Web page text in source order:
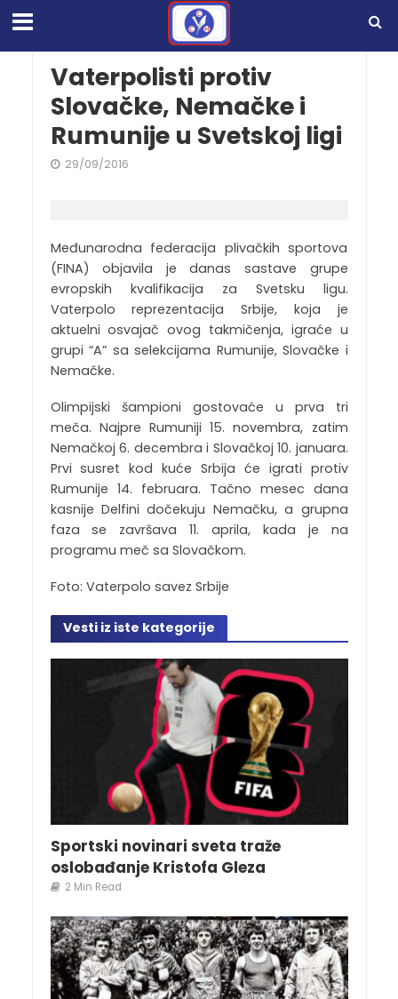
Vaterpolisti protiv
Slovačke, Nemačke i
Rumunije u Svetskoj ligi
29/09/2016
Međunarodna federacija plivačkih sportova
(FINA) objavila je danas sastave grupe
evropskih kvalifikacija za Svetsku ligu.
Vaterpolo reprezentacija Srbije, koja je
aktuelni osvajač ovog takmičenja, igraće u
grupi “A” sa selekcijama Rumunije, Slovačke i
Nemačke.
Olimpijski šampioni gostovaće u prva tri
meča. Najpre Rumuniji 15. novembra, zatim
Nemačkoj 6. decembra i Slovačkoj 10. januara.
Prvi susret kod kuće Srbija će igrati protiv
Rumunije 14. februara. Tačno mesec dana
kasnije Delfini dočekuju Nemačku, a grupna
faza se završava 11. aprila, kada je na
programu meč sa Slovačkom.
Foto: Vaterpolo savez Srbije
Vesti iz iste kategorije
Sportski novinari sveta traže
oslobađanje Kristofa Gleza
2 Min Read